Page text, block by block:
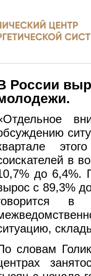
России
в
до 6,4%.
с 89,3%
в
словам